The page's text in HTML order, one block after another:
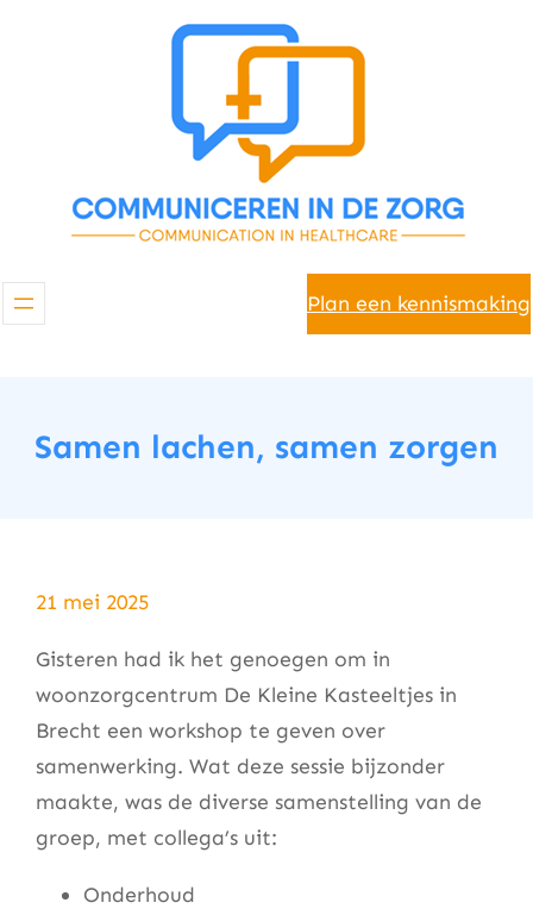
Plan een kennismaking
Samen lachen, samen zorgen
21 mei 2025
Gisteren had ik het genoegen om in
woonzorgcentrum De Kleine Kasteeltjes in
Brecht een workshop te geven over
samenwerking. Wat deze sessie bijzonder
maakte, was de diverse samenstelling van de
groep, met collega’s uit:
Onderhoud